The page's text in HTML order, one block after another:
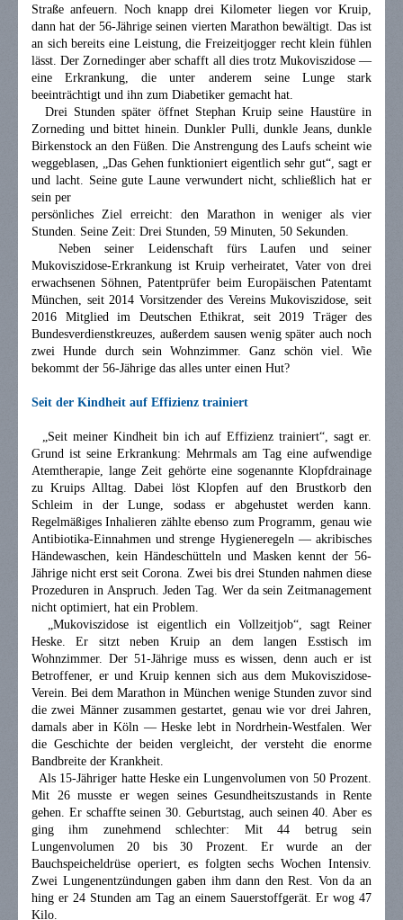
Straße anfeuern. Noch knapp drei Kilometer liegen vor Kruip,
dann hat der 56-Jährige seinen vierten Marathon bewältigt. Das ist
an sich bereits eine Leistung, die Freizeitjogger recht klein fühlen
lässt. Der Zornedinger aber schafft all dies trotz Mukoviszidose —
eine Erkrankung, die unter anderem seine Lunge stark
beeinträchtigt und ihn zum Diabetiker gemacht hat.
Drei Stunden später öffnet Stephan Kruip seine Haustüre in
Zorneding und bittet hinein. Dunkler Pulli, dunkle Jeans, dunkle
Birkenstock an den Füßen. Die Anstrengung des Laufs scheint wie
weggeblasen, „Das Gehen funktioniert eigentlich sehr gut“, sagt er
und lacht. Seine gute Laune verwundert nicht, schließlich hat er
sein per
persönliches Ziel erreicht: den Marathon in weniger als vier
Stunden. Seine Zeit: Drei Stunden, 59 Minuten, 50 Sekunden.
Neben seiner Leidenschaft fürs Laufen und seiner
Mukoviszidose-Erkrankung ist Kruip verheiratet, Vater von drei
erwachsenen Söhnen, Patentprüfer beim Europäischen Patentamt
München, seit 2014 Vorsitzender des Vereins Mukoviszidose, seit
2016 Mitglied im Deutschen Ethikrat, seit 2019 Träger des
Bundesverdienstkreuzes, außerdem sausen wenig später auch noch
zwei Hunde durch sein Wohnzimmer. Ganz schön viel. Wie
bekommt der 56-Jährige das alles unter einen Hut?
Seit der Kindheit auf Effizienz trainiert
„Seit meiner Kindheit bin ich auf Effizienz trainiert“, sagt er.
Grund ist seine Erkrankung: Mehrmals am Tag eine aufwendige
Atemtherapie, lange Zeit gehörte eine sogenannte Klopfdrainage
zu Kruips Alltag. Dabei löst Klopfen auf den Brustkorb den
Schleim in der Lunge, sodass er abgehustet werden kann.
Regelmäßiges Inhalieren zählte ebenso zum Programm, genau wie
Antibiotika-Einnahmen und strenge Hygieneregeln — akribisches
Händewaschen, kein Händeschütteln und Masken kennt der 56-
Jährige nicht erst seit Corona. Zwei bis drei Stunden nahmen diese
Prozeduren in Anspruch. Jeden Tag. Wer da sein Zeitmanagement
nicht optimiert, hat ein Problem.
„Mukoviszidose ist eigentlich ein Vollzeitjob“, sagt Reiner
Heske. Er sitzt neben Kruip an dem langen Esstisch im
Wohnzimmer. Der 51-Jährige muss es wissen, denn auch er ist
Betroffener, er und Kruip kennen sich aus dem Mukoviszidose-
Verein. Bei dem Marathon in München wenige Stunden zuvor sind
die zwei Männer zusammen gestartet, genau wie vor drei Jahren,
damals aber in Köln — Heske lebt in Nordrhein-Westfalen. Wer
die Geschichte der beiden vergleicht, der versteht die enorme
Bandbreite der Krankheit.
Als 15-Jähriger hatte Heske ein Lungenvolumen von 50 Prozent.
Mit 26 musste er wegen seines Gesundheitszustands in Rente
gehen. Er schaffte seinen 30. Geburtstag, auch seinen 40. Aber es
ging ihm zunehmend schlechter: Mit 44 betrug sein
Lungenvolumen 20 bis 30 Prozent. Er wurde an der
Bauchspeicheldrüse operiert, es folgten sechs Wochen Intensiv.
Zwei Lungenentzündungen gaben ihm dann den Rest. Von da an
hing er 24 Stunden am Tag an einem Sauerstoffgerät. Er wog 47
Kilo.